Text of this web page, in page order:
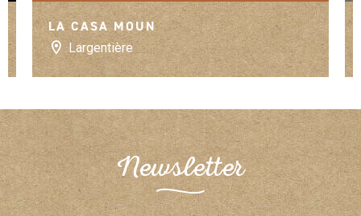
LA CASA MOUN
Largentière
Newsletter